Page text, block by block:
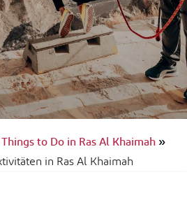
Things to Do in Ras Al Khaimah»
in Ras Al Khaimah